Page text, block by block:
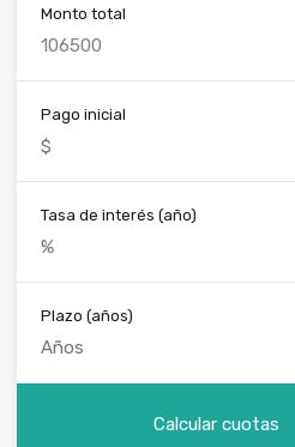
Monto total
Pago inicial
Tasa de interés (año)
Plazo (años)